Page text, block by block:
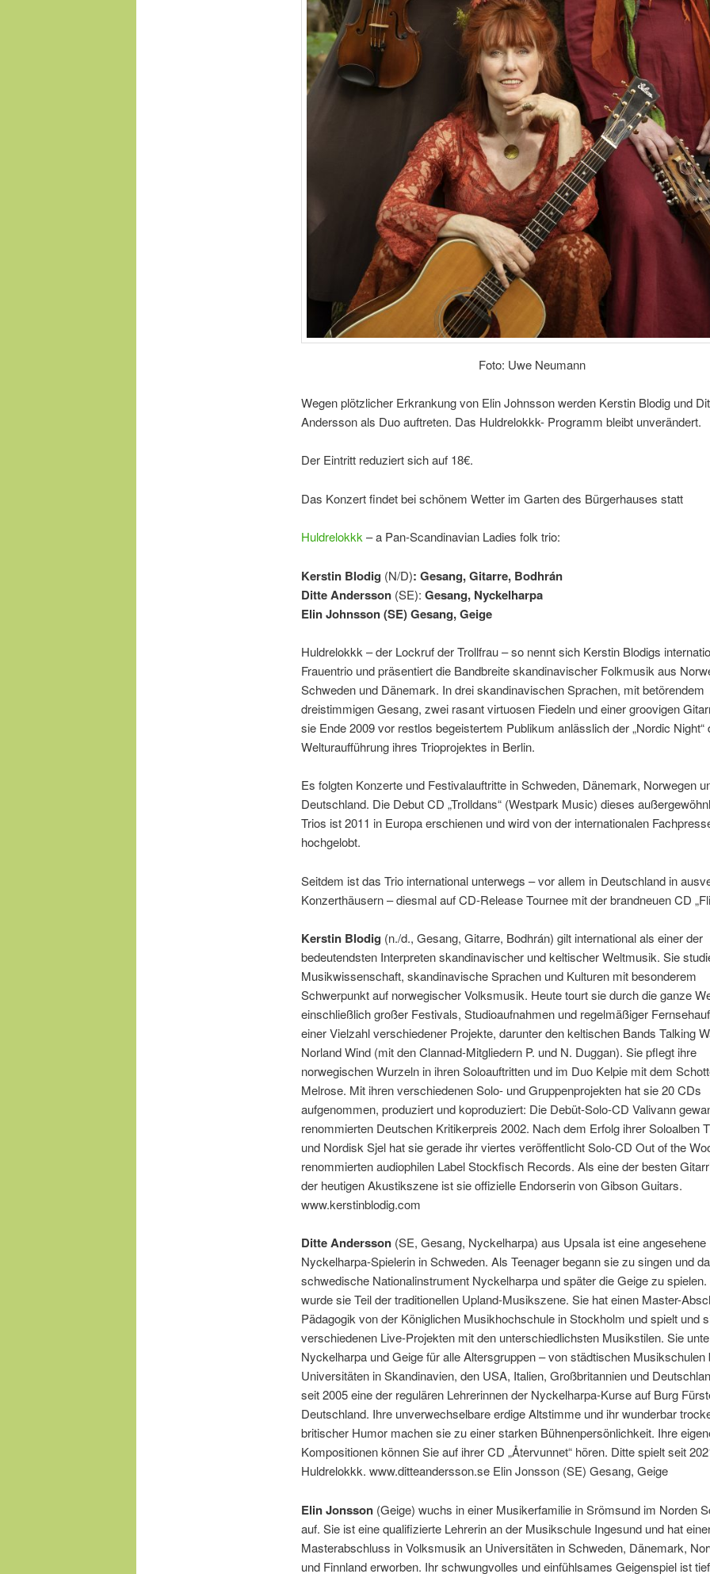
Foto: Uwe Neumann
Wegen plötzlicher Erkrankung von Elin Johnsson werden Kerstin Blodig und
Andersson als Duo auftreten. Das Huldrelokkk- Programm bleibt unverändert.
Der Eintritt reduziert sich auf 18€.
Das Konzert findet bei schönem Wetter im Garten des Bürgerhauses statt
Huldrelokkk – a Pan-Scandinavian Ladies folk trio:
Kerstin Blodig (N/D): Gesang, Gitarre, Bodhrán
Ditte Andersson (SE): Gesang, Nyckelharpa
Elin Johnsson (SE) Gesang, Geige
Huldrelokkk – der Lockruf der Trollfrau – so nennt sich Kerstin Blodigs
Frauentrio und präsentiert die Bandbreite skandinavischer Folkmusik aus
Schweden und Dänemark. In drei skandinavischen Sprachen, mit betörendem
dreistimmigen Gesang, zwei rasant virtuosen Fiedeln und einer groovigen
sie Ende 2009 vor restlos begeistertem Publikum anlässlich der „Nordic Night“
Welturaufführung ihres Trioprojektes in Berlin.
Es folgten Konzerte und Festivalauftritte in Schweden, Dänemark, Norwegen
Deutschland. Die Debut CD „Trolldans“ (Westpark Music) dieses
Trios ist 2011 in Europa erschienen und wird von der internationalen
hochgelobt.
Seitdem ist das Trio international unterwegs – vor allem in Deutschland in
Konzerthäusern – diesmal auf CD-Release Tournee mit der brandneuen CD
Kerstin Blodig (n./d., Gesang, Gitarre, Bodhrán) gilt international als einer der
bedeutendsten Interpreten skandinavischer und keltischer Weltmusik. Sie
Musikwissenschaft, skandinavische Sprachen und Kulturen mit besonderem
Schwerpunkt auf norwegischer Volksmusik. Heute tourt sie durch die ganze
einschließlich großer Festivals, Studioaufnahmen und regelmäßiger
einer Vielzahl verschiedener Projekte, darunter den keltischen Bands Talking
Norland Wind (mit den Clannad-Mitgliedern P. und N. Duggan). Sie pflegt ihre
norwegischen Wurzeln in ihren Soloauftritten und im Duo Kelpie mit dem
Melrose. Mit ihren verschiedenen Solo- und Gruppenprojekten hat sie 20 CDs
aufgenommen, produziert und koproduziert: Die Debüt-Solo-CD Valivann
renommierten Deutschen Kritikerpreis 2002. Nach dem Erfolg ihrer Soloalben
und Nordisk Sjel hat sie gerade ihr viertes veröffentlicht Solo-CD Out of the
renommierten audiophilen Label Stockfisch Records. Als eine der besten
der heutigen Akustikszene ist sie offizielle Endorserin von Gibson Guitars.
www.kerstinblodig.com
Ditte Andersson(SE, Gesang, Nyckelharpa) aus Upsala ist eine angesehene
Nyckelharpa-Spielerin in Schweden. Als Teenager begann sie zu singen und
schwedische Nationalinstrument Nyckelharpa und später die Geige zu spielen.
wurde sie Teil der traditionellen Upland-Musikszene. Sie hat einen Master-
Pädagogik von der Königlichen Musikhochschule in Stockholm und spielt und
verschiedenen Live-Projekten mit den unterschiedlichsten Musikstilen. Sie
Nyckelharpa und Geige für alle Altersgruppen – von städtischen Musikschulen
Universitäten in Skandinavien, den USA, Italien, Großbritannien und
seit 2005 eine der regulären Lehrerinnen der Nyckelharpa-Kurse auf Burg
Deutschland. Ihre unverwechselbare erdige Altstimme und ihr wunderbar
britischer Humor machen sie zu einer starken Bühnenpersönlichkeit. Ihre
Kompositionen können Sie auf ihrer CD „Återvunnet“ hören. Ditte spielt seit
Huldrelokkk. www.ditteandersson.se Elin Jonsson (SE) Gesang, Geige
Elin Jonsson(Geige) wuchs in einer Musikerfamilie in Srömsund im Norden
auf. Sie ist eine qualifizierte Lehrerin an der Musikschule Ingesund und hat
Masterabschluss in Volksmusik an Universitäten in Schweden, Dänemark,
und Finnland erworben. Ihr schwungvolles und einfühlsames Geigenspiel ist